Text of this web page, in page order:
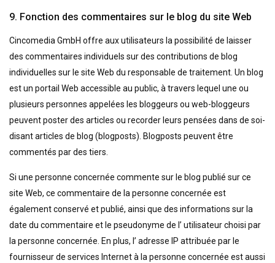
9. Fonction des commentaires sur le blog du site Web
Cincomedia GmbH offre aux utilisateurs la possibilité de laisser
des commentaires individuels sur des contributions de blog
individuelles sur le site Web du responsable de traitement. Un blog
est un portail Web accessible au public, à travers lequel une ou
plusieurs personnes appelées les bloggeurs ou web-bloggeurs
peuvent poster des articles ou recorder leurs pensées dans de soi-
disant articles de blog (blogposts). Blogposts peuvent être
commentés par des tiers.
Si une personne concernée commente sur le blog publié sur ce
site Web, ce commentaire de la personne concernée est
également conservé et publié, ainsi que des informations sur la
date du commentaire et le pseudonyme de l’ utilisateur choisi par
la personne concernée. En plus, l’ adresse IP attribuée par le
fournisseur de services Internet à la personne concernée est aussi